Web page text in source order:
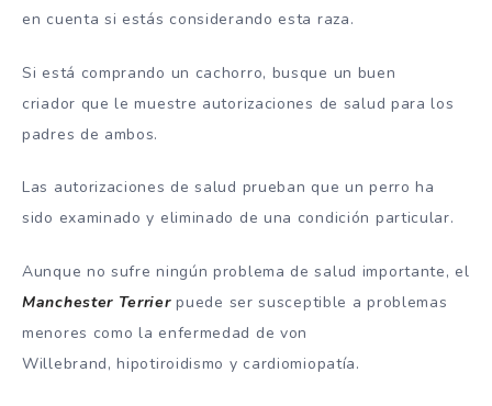
en cuenta si estás considerando esta raza.
Si está comprando un cachorro, busque un buen
criador que le muestre autorizaciones de salud para los
padres de ambos.
Las autorizaciones de salud prueban que un perro ha
sido examinado y eliminado de una condición particular.
Aunque no sufre ningún problema de salud importante, el
Manchester Terrierpuede ser susceptible a problemas
menores como la enfermedad de von
Willebrand, hipotiroidismo y cardiomiopatía.